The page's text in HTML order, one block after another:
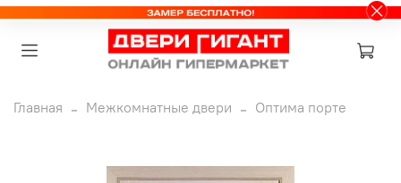
Главная Межкомнатные двери Оптима порте